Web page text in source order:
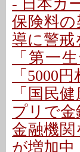
- 日本カ
保険料
導に警戒
「第一
「5000
「国民
プリで金
金融機
が増加中